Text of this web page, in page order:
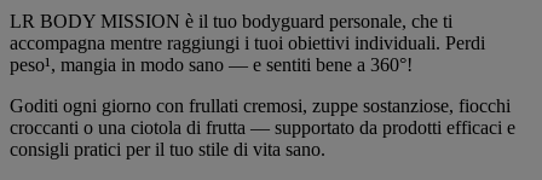
LR BODY MISSION è il tuo bodyguard personale, che ti
accompagna mentre raggiungi i tuoi obiettivi individuali. Perdi
peso¹, mangia in modo sano — e sentiti bene a 360°!
Goditi ogni giorno con frullati cremosi, zuppe sostanziose, fiocchi
croccanti o una ciotola di frutta — supportato da prodotti efficaci e
consigli pratici per il tuo stile di vita sano.